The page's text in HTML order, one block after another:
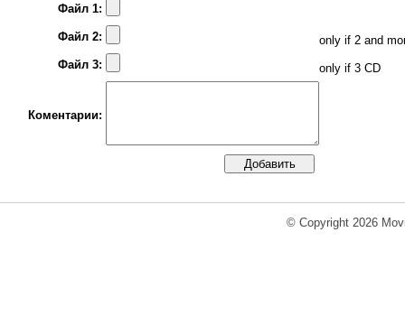
Файл 1:
Файл 2:
only if 2 and
Файл 3:
only if 3 CD
Коментарии:
© Copyright 2026